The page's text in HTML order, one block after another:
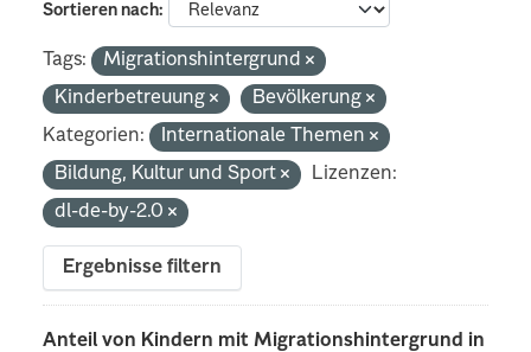
Sortieren nach
Tags:
Migrationshintergrund
Kinderbetreuung
Bevölkerung
Kategorien:
Internationale Themen
Bildung, Kultur und Sport
Lizenzen:
dl-de-by-2.0
Ergebnisse filtern
Anteil von Kindern mit Migrationshintergrund in